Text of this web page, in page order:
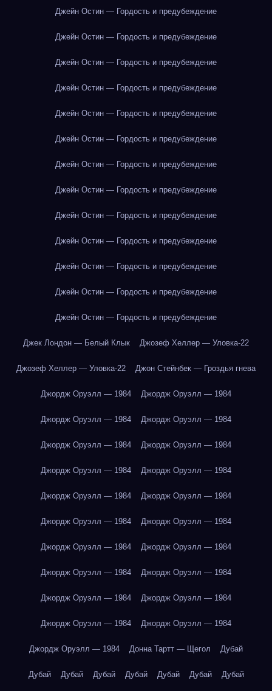
Джейн Остин — Гордость и предубеждение
Джейн Остин — Гордость и предубеждение
Джейн Остин — Гордость и предубеждение
Джейн Остин — Гордость и предубеждение
Джейн Остин — Гордость и предубеждение
Джейн Остин — Гордость и предубеждение
Джейн Остин — Гордость и предубеждение
Джейн Остин — Гордость и предубеждение
Джейн Остин — Гордость и предубеждение
Джейн Остин — Гордость и предубеждение
Джейн Остин — Гордость и предубеждение
Джейн Остин — Гордость и предубеждение
Джейн Остин — Гордость и предубеждение
Джек Лондон — Белый Клык Джозеф Хеллер — Уловка-22
Джозеф Хеллер — Уловка-22 Джон Стейнбек — Гроздья гнева
Джордж Оруэлл — 1984 Джордж Оруэлл — 1984
Джордж Оруэлл — 1984 Джордж Оруэлл — 1984
Джордж Оруэлл — 1984 Джордж Оруэлл — 1984
Джордж Оруэлл — 1984 Джордж Оруэлл — 1984
Джордж Оруэлл — 1984 Джордж Оруэлл — 1984
Джордж Оруэлл — 1984 Джордж Оруэлл — 1984
Джордж Оруэлл — 1984 Джордж Оруэлл — 1984
Джордж Оруэлл — 1984 Джордж Оруэлл — 1984
Джордж Оруэлл — 1984 Джордж Оруэлл — 1984
Джордж Оруэлл — 1984 Джордж Оруэлл — 1984
Джордж Оруэлл — 1984 Донна Тартт — Щегол Дубай
Дубай Дубай Дубай Дубай Дубай Дубай Дубай